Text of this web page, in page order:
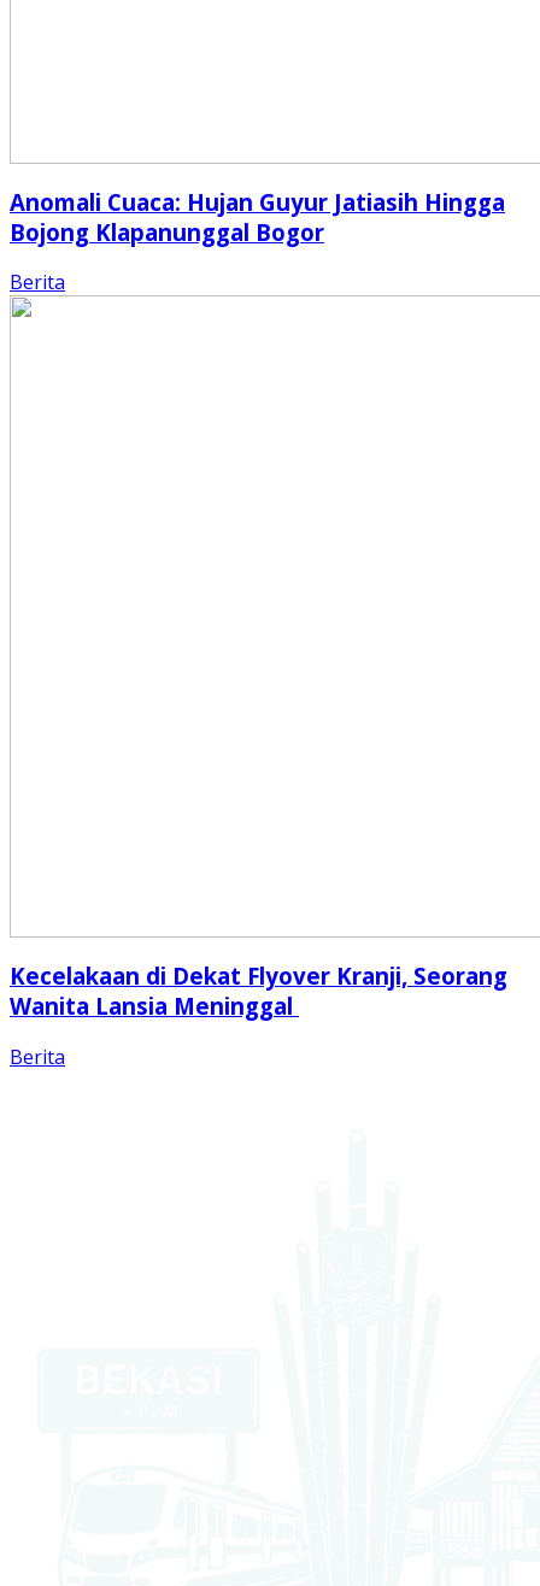
Anomali Cuaca: Hujan Guyur Jatiasih Hingga
Bojong Klapanunggal Bogor
Berita
Kecelakaan di Dekat Flyover Kranji, Seorang
Wanita Lansia Meninggal
Berita